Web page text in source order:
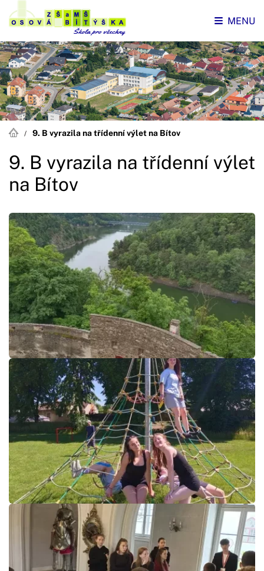
MENU
9. B vyrazila na třídenní výlet na Bítov
9. B vyrazila na třídenní výlet
na Bítov